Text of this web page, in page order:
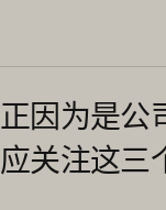
正因为是公
应关注这三